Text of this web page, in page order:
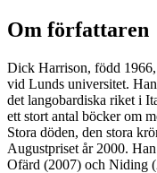
Om författaren
Dick Harrison, född
vid Lunds universitet.
det langobardiska riket i
ett stort antal böcker om
Stora döden, den stora
Augustpriset år 2000.
Ofärd (2007) och Niding